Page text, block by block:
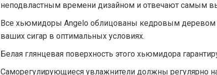
неподвластным времени дизайном и отвечают самым
Все хьюмидоры Angelo облицованы кедровым деревом
ваших сигар в оптимальных условиях.
Белая глянцевая поверхность этого хьюмидора
Саморегулирующиеся увлажнители должны регулярно